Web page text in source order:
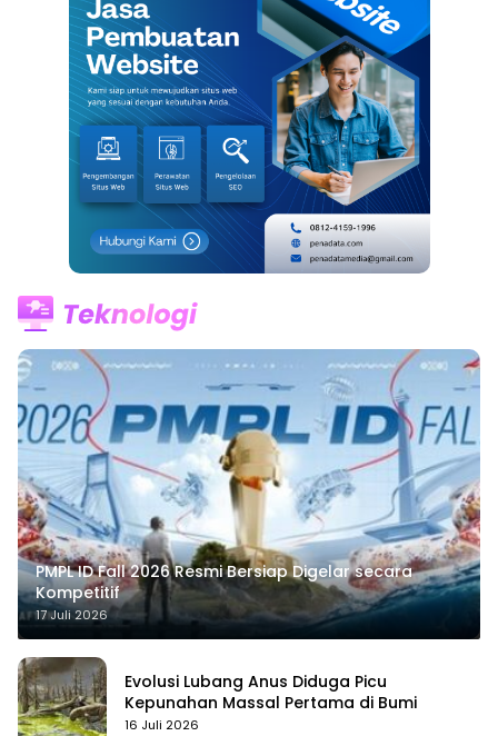
PMPL ID Fall 2026 Resmi Bersiap Digelar secara
Kompetitif
17 Juli 2026
Evolusi Lubang Anus Diduga Picu
Kepunahan Massal Pertama di Bumi
16 Juli 2026